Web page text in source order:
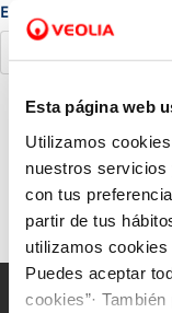
Esta página web
Utilizamos
nuestros servicios
con tus
partir de tus
utilizamos cookies
Puedes aceptar
cookies”·
TU SERVICIO
TU AGUA
VER TODAS LAS
CONÓCENOS
Email